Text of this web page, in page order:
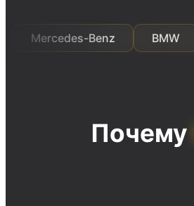
Benz BMW Audi
Почему